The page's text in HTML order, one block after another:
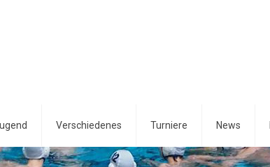
Verschiedenes Turniere News